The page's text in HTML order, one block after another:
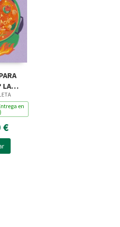
LA
en
€